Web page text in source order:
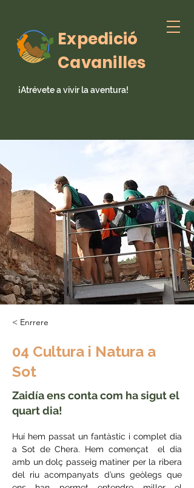
Expedició
Cavanilles
¡Atrévete a vivir la aventura!
< Enrrere
04 Cultura i Natura a
Sot
Zaidía ens conta com ha sigut el
quart dia!
Huí hem passat un fantàstic i complet dia
a Sot de Chera. Hem començat  el dia
amb un dolç passeig matiner per la ribera
del riu acompanyats d’uns geòlegs que